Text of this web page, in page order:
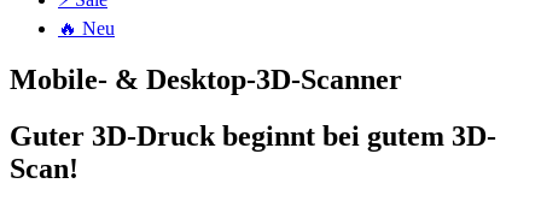
🔥 Neu
Mobile- & Desktop-3D-Scanner
Guter 3D-Druck beginnt bei gutem 3D-
Scan!